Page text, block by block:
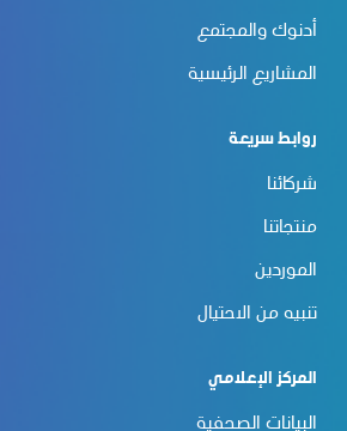
أدنوك والمجتمع
المشاريع الرئيسية
روابط سريعة
شركائنا
منتجاتنا
الموردين
تنبيه من الاحتيال
المركز الإعلامي
البيانات الصحفية